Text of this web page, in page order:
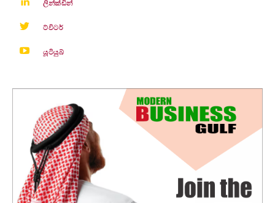
ලින්ක්ඩින්
ට්විටර්
යූටියුබ්